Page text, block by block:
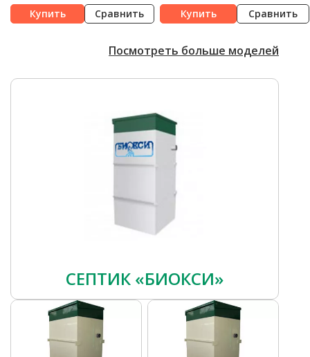
Сравнить Сравнить
Посмотреть больше моделей
СЕПТИК «БИОКСИ»